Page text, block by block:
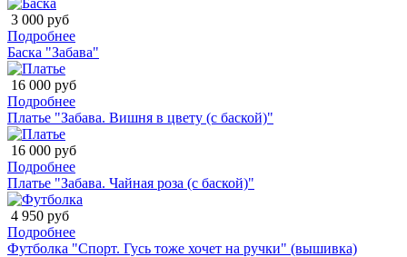
3 000 руб
Подробнее
Баска "Забава"
16 000 руб
Подробнее
Платье "Забава. Вишня в цвету (с баской)"
16 000 руб
Подробнее
Платье "Забава. Чайная роза (с баской)"
4 950 руб
Подробнее
Футболка "Спорт. Гусь тоже хочет на ручки" (вышивка)